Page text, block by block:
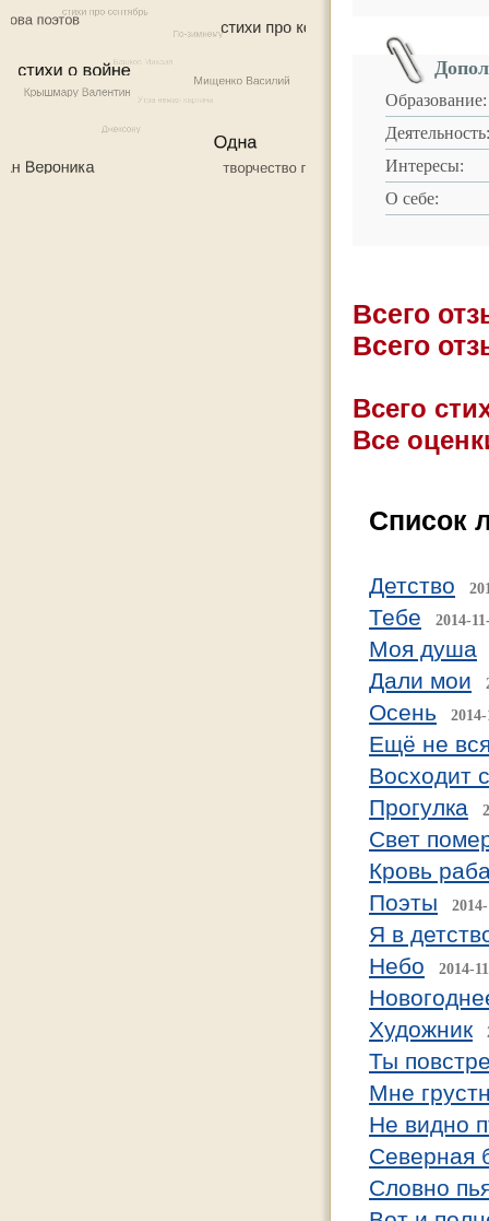
Образование:
Деятельность:
Интересы:
О себе:
Всего
Всего
Всего
Все
Список
Детство
Тебе 2014-
Моя душа
Дали мои
Осень
Ещё не
Восходит
Прогулка
Свет
Кровь
Поэты
Я в
Небо
2014-
Художник
Ты
Мне
Не видно
Северная
Словно